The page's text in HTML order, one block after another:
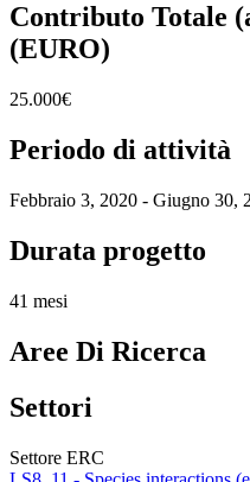
Contributo Totale
(EURO)
25.000€
Periodo di attività
Febbraio 3, 2020 - Giugno 30,
Durata progetto
41 mesi
Aree Di Ricerca
Settori
Settore ERC